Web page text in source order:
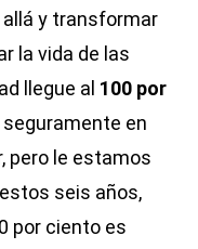
allá y transformar
la vida de las
llegue al 100 por
seguramente en
pero le estamos
seis años,
por ciento es